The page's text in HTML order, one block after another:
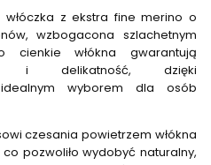
włóczka z ekstra fine merino o
wzbogacona szlachetnym
cienkie włókna gwarantują
i delikatność, dzięki
wyborem dla osób
czesania powietrzem włókna
pozwoliło wydobyć naturalny,